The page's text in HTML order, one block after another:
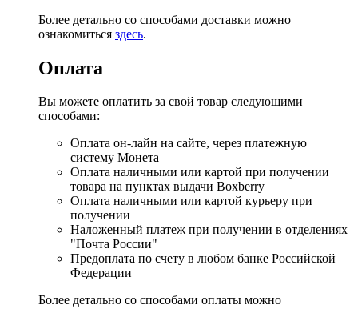
Более детально со способами доставки можно
ознакомиться здесь.
Оплата
Вы можете оплатить за свой товар следующими
способами:
Оплата он-лайн на сайте, через платежную
систему Монета
Оплата наличными или картой при получении
товара на пунктах выдачи Boxberry
Оплата наличными или картой курьеру при
получении
Наложенный платеж при получении в отделениях
"Почта России"
Предоплата по счету в любом банке Российской
Федерации
Более детально со способами оплаты можно